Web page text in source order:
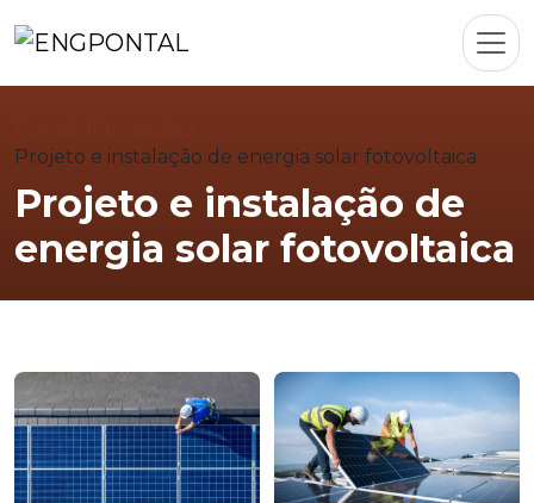
Projeto e instalação de energia solar fotovoltaica
Projeto e instalação de
energia solar fotovoltaica